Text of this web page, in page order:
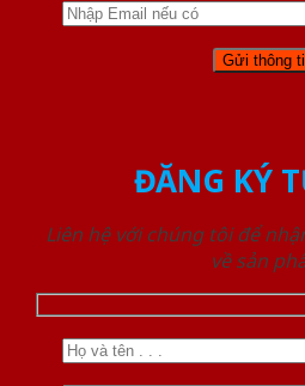
ĐĂNG KÝ
Liên hệ với chúng tôi để
về sản